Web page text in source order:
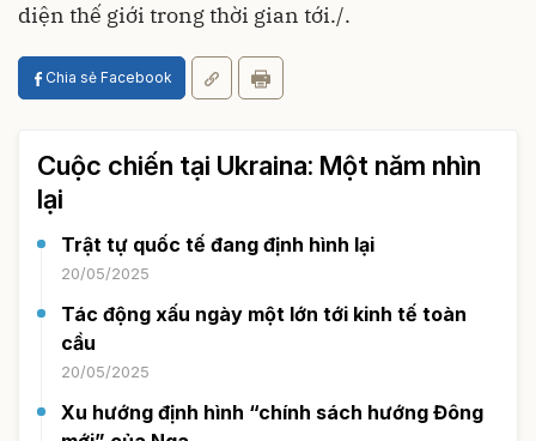
diện thế giới trong thời gian tới./.
Chia sẻ Facebook
Cuộc chiến tại Ukraina: Một năm nhìn
lại
Trật tự quốc tế đang định hình lại
20/05/2025
Tác động xấu ngày một lớn tới kinh tế toàn
cầu
20/05/2025
Xu hướng định hình “chính sách hướng Đông